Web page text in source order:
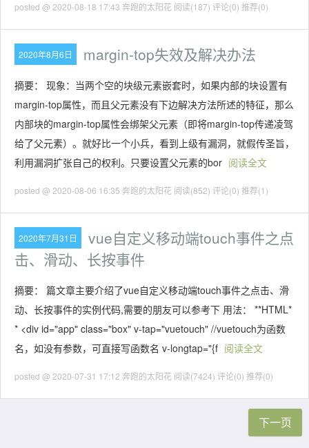
posted @ 2020-08-18 17:43 奔跑的太阳花 阅读(187) 评论(0) 推荐(0)
2020年8月6日 margin-top失效及解决办法
摘要： 现象：当两个空的块级元素嵌套时，如果内部的块设置有
margin-top属性，而且父元素没有下边解决方法所述的特征，那么
内部块的margin-top属性会绑架父元素（即将margin-top传递凌驾
给了父元素）。就好比一个小兵，看到上级有漏洞，就假传圣旨，
利用漏洞扩张自己的权利。只要设置父元素的bor 阅读全文
posted @ 2020-08-06 16:35 奔跑的太阳花 阅读(852) 评论(0) 推荐(1)
2020年7月31日
vue自定义移动端touch事件之点
击、滑动、长按事件
摘要： 篇文章主要介绍了vue自定义移动端touch事件之点击、滑
动、长按事件的实例代码,需要的朋友可以参考下 用法： **HTML*
* <div id="app" class="box" v-tap="vuetouch" //vuetouch为函数
名，如没有参数，可直接写函数名 v-longtap="{f 阅读全文
posted @ 2020-07-31 17:12 奔跑的太阳花 阅读(7424) 评论(0) 推荐(0)
下一页